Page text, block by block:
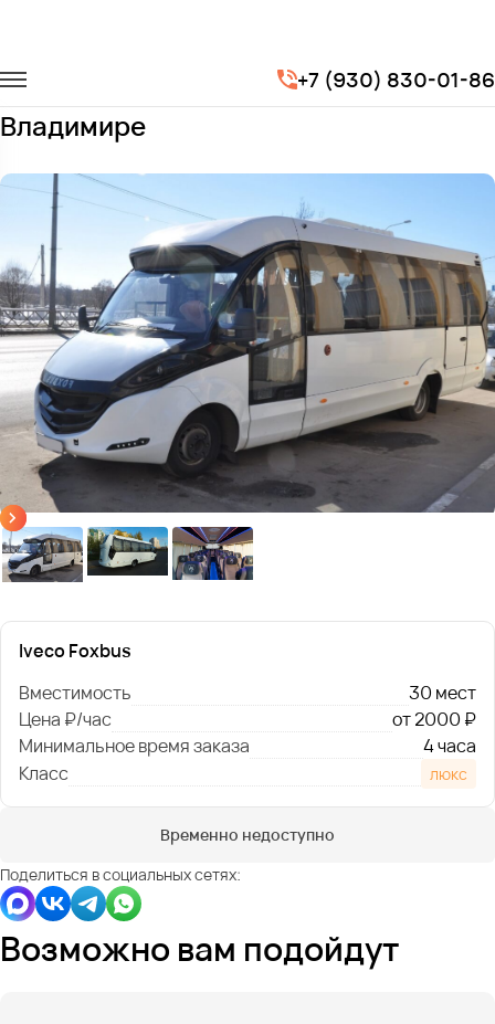
+7 (930) 830-01-86
Iveco Foxbus
Заказать Iveco Foxbus с водителем во
Владимире
Iveco Foxbus
Вместимость
30 мест
Цена ₽/час
от 2000 ₽
Минимальное время заказа
4 часа
Класс
люкс
Временно недоступно
Поделиться в социальных сетях:
Возможно вам подойдут